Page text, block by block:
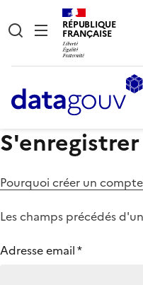
RÉPUBLIQUE
FRANÇAISE
S'enregistrer
Pourquoi créer un
Les champs précédés
Adresse email*